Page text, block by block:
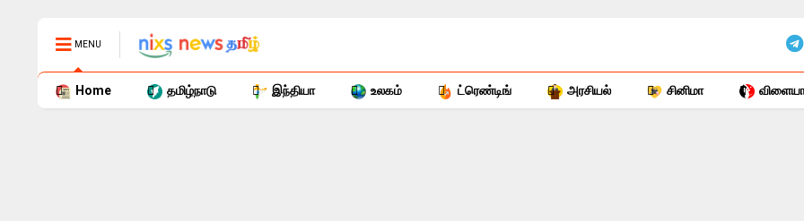
MENU
Home தமிழ்நாடு இந்தியா உலகம் ட்ரெண்டிங் அரசியல் சினிமா